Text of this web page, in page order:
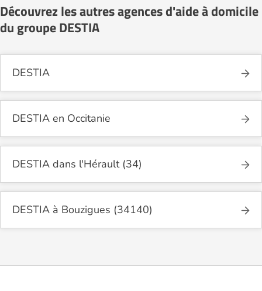
Découvrez les autres agences d'aide à domicile
du groupe DESTIA
DESTIA
DESTIA en Occitanie
DESTIA dans l'Hérault (34)
DESTIA à Bouzigues (34140)